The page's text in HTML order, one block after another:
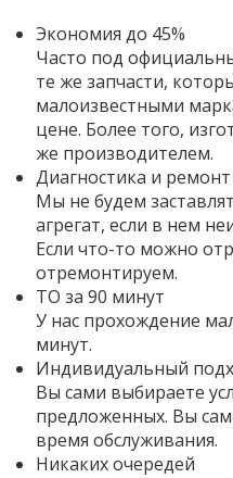
Экономия до 45%
Часто под
те же запчасти,
малоизвестными
цене. Более того,
же производителем.
Диагностика и
Мы не будем
агрегат, если в нем
Если что-то можно
отремонтируем.
ТО за 90 минут
У нас прохождение
минут.
Индивидуальный
Вы сами выбираете
предложенных. Вы
время обслуживания.
Никаких очередей